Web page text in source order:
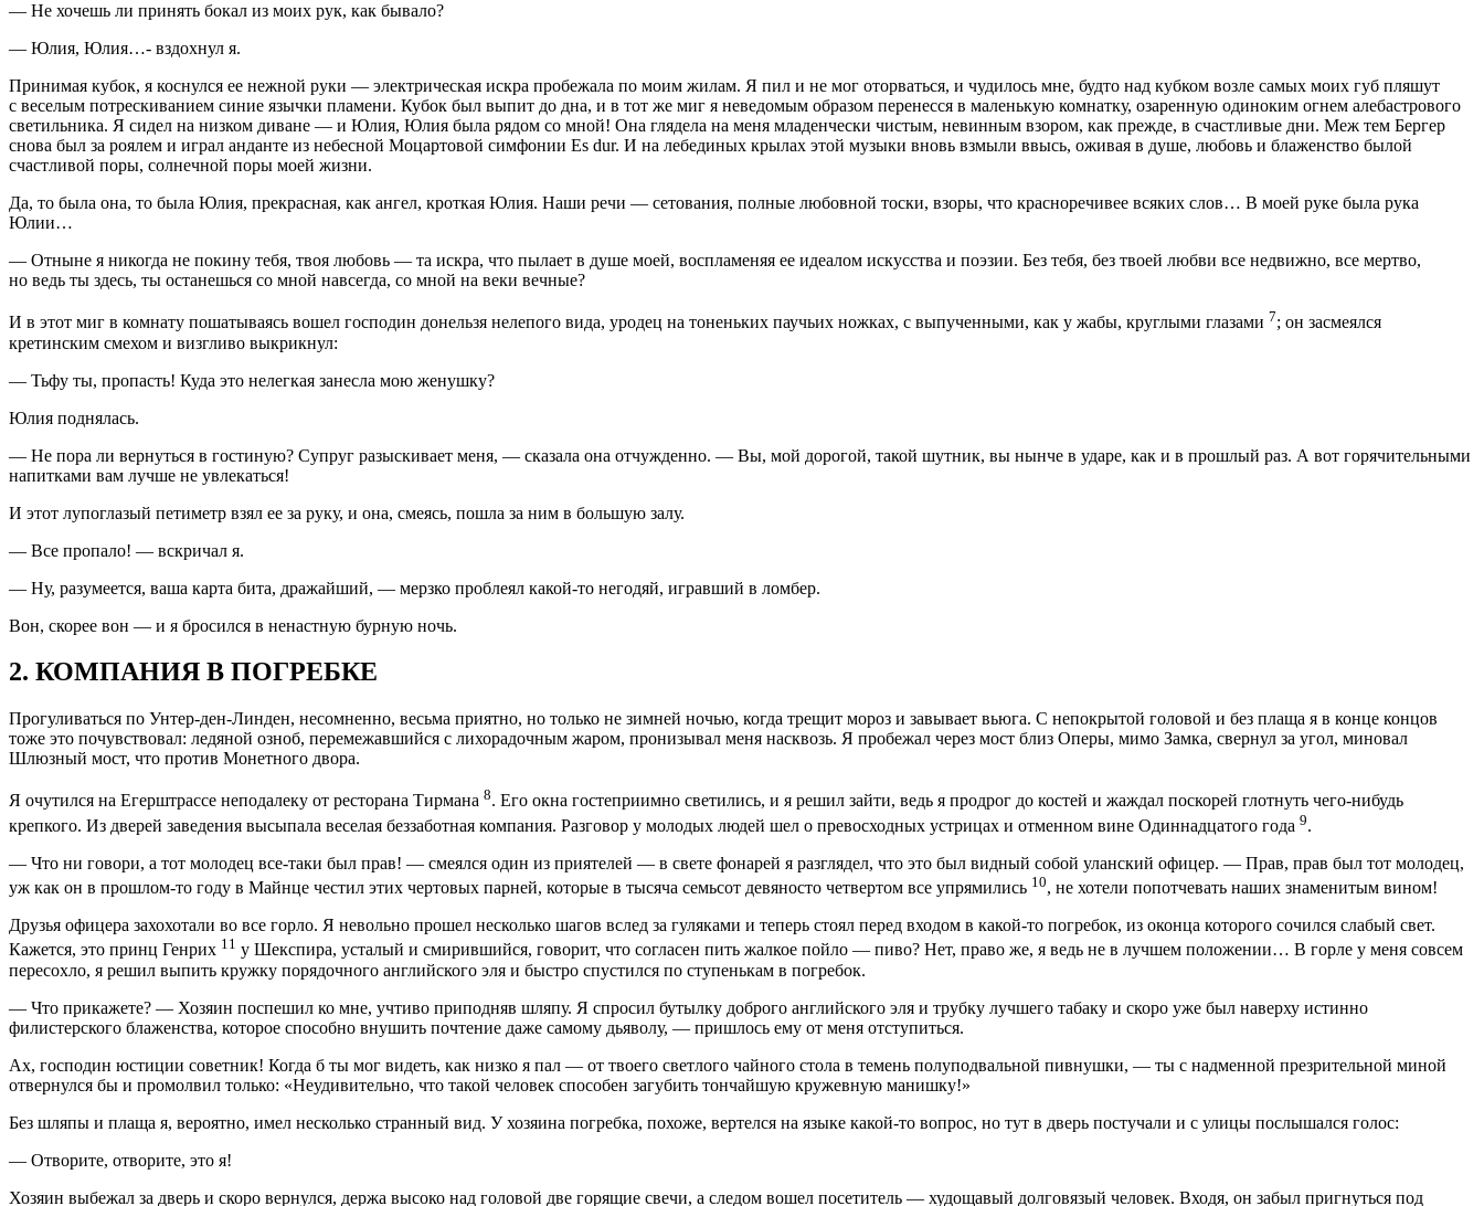
— Не хочешь ли принять бокал из моих рук, как бывало?
— Юлия, Юлия…- вздохнул я.
Принимая кубок, я коснулся ее нежной руки — электрическая искра пробежала по моим жилам. Я пил и не мог оторваться, и чудилось мне, будто над кубком возле самых моих губ пляшут
с веселым потрескиванием синие язычки пламени. Кубок был выпит до дна, и в тот же миг я неведомым образом перенесся в маленькую комнатку, озаренную одиноким огнем алебастрового
светильника. Я сидел на низком диване — и Юлия, Юлия была рядом со мной! Она глядела на меня младенчески чистым, невинным взором, как прежде, в счастливые дни. Меж тем Бергер
снова был за роялем и играл анданте из небесной Моцартовой симфонии Es dur. И на лебединых крылах этой музыки вновь взмыли ввысь, оживая в душе, любовь и блаженство былой
счастливой поры, солнечной поры моей жизни.
Да, то была она, то была Юлия, прекрасная, как ангел, кроткая Юлия. Наши речи — сетования, полные любовной тоски, взоры, что красноречивее всяких слов… В моей руке была рука
Юлии…
— Отныне я никогда не покину тебя, твоя любовь — та искра, что пылает в душе моей, воспламеняя ее идеалом искусства и поэзии. Без тебя, без твоей любви все недвижно, все мертво,
но ведь ты здесь, ты останешься со мной навсегда, со мной на веки вечные?
И в этот миг в комнату пошатываясь вошел господин донельзя нелепого вида, уродец на тоненьких паучьих ножках, с выпученными, как у жабы, круглыми глазами 7; он засмеялся
кретинским смехом и визгливо выкрикнул:
— Тьфу ты, пропасть! Куда это нелегкая занесла мою женушку?
Юлия поднялась.
— Не пора ли вернуться в гостиную? Супруг разыскивает меня, — сказала она отчужденно. — Вы, мой дорогой, такой шутник, вы нынче в ударе, как и в прошлый раз. А вот горячительными
напитками вам лучше не увлекаться!
И этот лупоглазый петиметр взял ее за руку, и она, смеясь, пошла за ним в большую залу.
— Все пропало! — вскричал я.
— Ну, разумеется, ваша карта бита, дражайший, — мерзко проблеял какой-то негодяй, игравший в ломбер.
Вон, скорее вон — и я бросился в ненастную бурную ночь.
2. КОМПАНИЯ В ПОГРЕБКЕ
Прогуливаться по Унтер-ден-Линден, несомненно, весьма приятно, но только не зимней ночью, когда трещит мороз и завывает вьюга. С непокрытой головой и без плаща я в конце концов
тоже это почувствовал: ледяной озноб, перемежавшийся с лихорадочным жаром, пронизывал меня насквозь. Я пробежал через мост близ Оперы, мимо Замка, свернул за угол, миновал
Шлюзный мост, что против Монетного двора.
Я очутился на Егерштрассе неподалеку от ресторана Тирмана 8. Его окна гостеприимно светились, и я решил зайти, ведь я продрог до костей и жаждал поскорей глотнуть чего-нибудь
крепкого. Из дверей заведения высыпала веселая беззаботная компания. Разговор у молодых людей шел о превосходных устрицах и отменном вине Одиннадцатого года 9.
— Что ни говори, а тот молодец все-таки был прав! — смеялся один из приятелей — в свете фонарей я разглядел, что это был видный собой уланский офицер. — Прав, прав был тот молодец,
уж как он в прошлом-то году в Майнце честил этих чертовых парней, которые в тысяча семьсот девяносто четвертом все упрямились 10, не хотели попотчевать наших знаменитым вином!
Друзья офицера захохотали во все горло. Я невольно прошел несколько шагов вслед за гуляками и теперь стоял перед входом в какой-то погребок, из оконца которого сочился слабый свет.
Кажется, это принц Генрих 11 у Шекспира, усталый и смирившийся, говорит, что согласен пить жалкое пойло — пиво? Нет, право же, я ведь не в лучшем положении… В горле у меня совсем
пересохло, я решил выпить кружку порядочного английского эля и быстро спустился по ступенькам в погребок.
— Что прикажете? — Хозяин поспешил ко мне, учтиво приподняв шляпу. Я спросил бутылку доброго английского эля и трубку лучшего табаку и скоро уже был наверху истинно
филистерского блаженства, которое способно внушить почтение даже самому дьяволу, — пришлось ему от меня отступиться.
Ах, господин юстиции советник! Когда б ты мог видеть, как низко я пал — от твоего светлого чайного стола в темень полуподвальной пивнушки, — ты с надменной презрительной миной
отвернулся бы и промолвил только: «Неудивительно, что такой человек способен загубить тончайшую кружевную манишку!»
Без шляпы и плаща я, вероятно, имел несколько странный вид. У хозяина погребка, похоже, вертелся на языке какой-то вопрос, но тут в дверь постучали и с улицы послышался голос:
— Отворите, отворите, это я!
Хозяин выбежал за дверь и скоро вернулся, держа высоко над головой две горящие свечи, а следом вошел посетитель — худощавый долговязый человек. Входя, он забыл пригнуться под